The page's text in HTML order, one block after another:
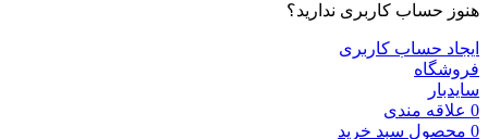
هنوز حساب کاربری ندارید؟
ایجاد حساب کاربری
فروشگاه
سایدبار
0 علاقه مندی
0 محصول سبد خرید